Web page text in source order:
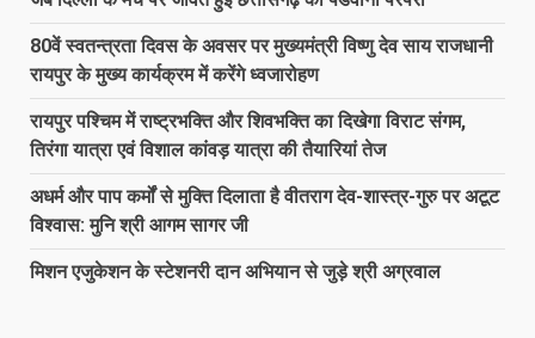
80वें स्वतन्त्रता दिवस के अवसर पर मुख्यमंत्री विष्णु देव साय राजधानी
रायपुर के मुख्य कार्यक्रम में करेंगे ध्वजारोहण
रायपुर पश्चिम में राष्ट्रभक्ति और शिवभक्ति का दिखेगा विराट संगम,
तिरंगा यात्रा एवं विशाल कांवड़ यात्रा की तैयारियां तेज
अधर्म और पाप कर्मों से मुक्ति दिलाता है वीतराग देव-शास्त्र-गुरु पर अटूट
विश्वास: मुनि श्री आगम सागर जी
मिशन एजुकेशन के स्टेशनरी दान अभियान से जुड़े श्री अग्रवाल